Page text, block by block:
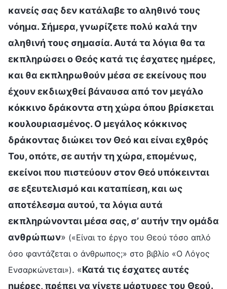
κανείς σας δεν κατάλαβε το αληθινό τους
νόημα. Σήμερα, γνωρίζετε πολύ καλά την
αληθινή τους σημασία. Αυτά τα λόγια θα τα
εκπληρώσει ο Θεός κατά τις έσχατες ημέρες,
και θα εκπληρωθούν μέσα σε εκείνους που
έχουν εκδιωχθεί βάναυσα από τον μεγάλο
κόκκινο δράκοντα στη χώρα όπου βρίσκεται
κουλουριασμένος. Ο μεγάλος κόκκινος
δράκοντας διώκει τον Θεό και είναι εχθρός
Του, οπότε, σε αυτήν τη χώρα, επομένως,
εκείνοι που πιστεύουν στον Θεό υπόκεινται
σε εξευτελισμό και καταπίεση, και ως
αποτέλεσμα αυτού, τα λόγια αυτά
εκπληρώνονται μέσα σας, σ’ αυτήν την ομάδα
ανθρώπων» («Είναι το έργο του Θεού τόσο απλό
όσο φαντάζεται ο άνθρωπος;» στο βιβλίο «Ο Λόγος
Ενσαρκώνεται»). «Κατά τις έσχατες αυτές
ημέρες, πρέπει να γίνετε μάρτυρες του Θεού.